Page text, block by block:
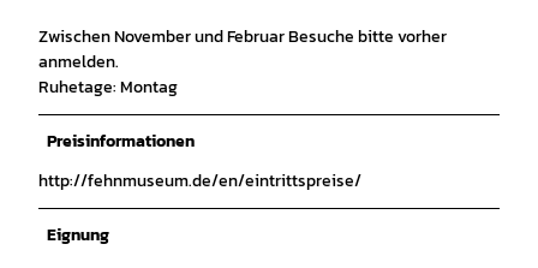
Zwischen November und Februar Besuche bitte vorher
anmelden.
Ruhetage: Montag
Preisinformationen
http://fehnmuseum.de/en/eintrittspreise/
Eignung